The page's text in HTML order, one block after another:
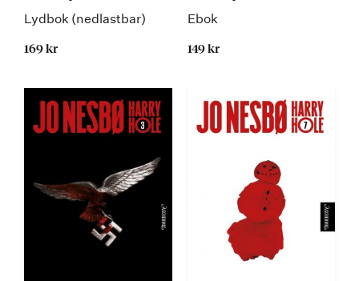
Lydbok (nedlastbar)
169 kr
Ebok
149 kr